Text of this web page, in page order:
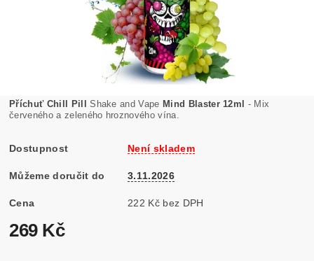
Příchuť Chill Pill Shake and Vape Mind Blaster 12ml - Mix
červeného a zeleného hroznového vína.
Dostupnost Není skladem
Můžeme doručit do 3.11.2026
Cena 222 Kč bez DPH
269 Kč